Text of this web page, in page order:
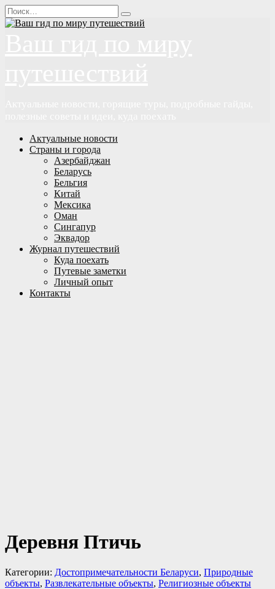
Перейти
к
содержанию
Search
for:
Актуальные новости
Страны и города
Азербайджан
Беларусь
Бельгия
Китай
Мексика
Оман
Сингапур
Эквадор
Журнал путешествий
Куда поехать
Путевые заметки
Личный опыт
Контакты
Деревня Птичь
Категории: Достопримечательности Беларуси, Природные
объекты, Развлекательные объекты, Религиозные объекты